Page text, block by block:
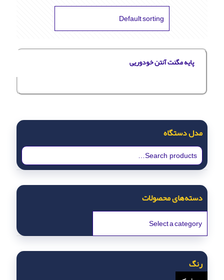
پایه مگنت آنتن خودوریی
مدل دستگاه
دسته‌های محصولات
رنگ